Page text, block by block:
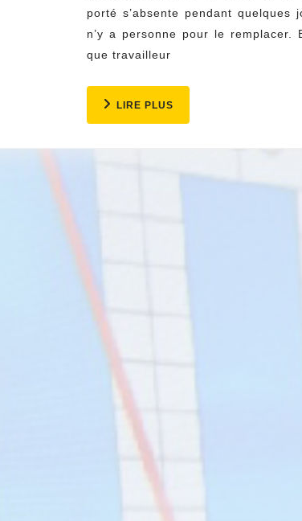
porté s’absente pendant quelques
n’y a personne pour le remplacer.
que travailleur
LIRE PLUS